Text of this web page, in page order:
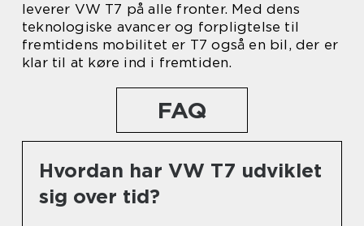
leverer VW T7 på alle fronter. Med dens
teknologiske avancer og forpligtelse til
fremtidens mobilitet er T7 også en bil, der er
klar til at køre ind i fremtiden.
FAQ
Hvordan har VW T7 udviklet
sig over tid?